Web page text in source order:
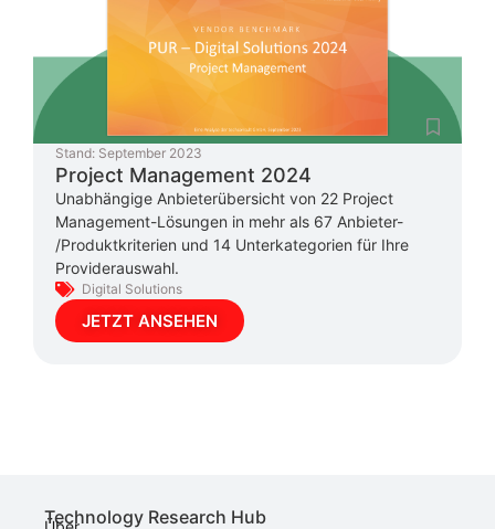
Stand: September 2023
Project Management 2024
Unabhängige Anbieterübersicht von 22 Project
Management-Lösungen in mehr als 67 Anbieter-
/Produktkriterien und 14 Unterkategorien für Ihre
Providerauswahl.
Digital Solutions
JETZT ANSEHEN
Technology Research Hub